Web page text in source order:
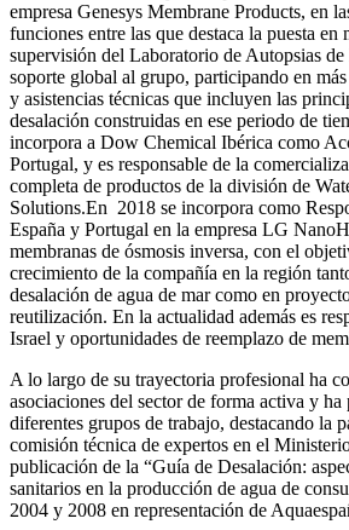
empresa Genesys Membrane Products, en
funciones entre las que destaca la puesta en
supervisión del Laboratorio de Autopsias de
soporte global al grupo, participando en
y asistencias técnicas que incluyen las
desalación construidas en ese periodo de
incorpora a Dow Chemical Ibérica como
Portugal, y es responsable de la
completa de productos de la división de
Solutions.En 2018 se incorpora como
España y Portugal en la empresa LG
membranas de ósmosis inversa, con el
crecimiento de la compañía en la región
desalación de agua de mar como en
reutilización. En la actualidad además es
Israel y oportunidades de reemplazo de
A lo largo de su trayectoria profesional ha
asociaciones del sector de forma activa y ha
diferentes grupos de trabajo, destacando la
comisión técnica de expertos en el
publicación de la “Guía de Desalación:
sanitarios en la producción de agua de
2004 y 2008 en representación de